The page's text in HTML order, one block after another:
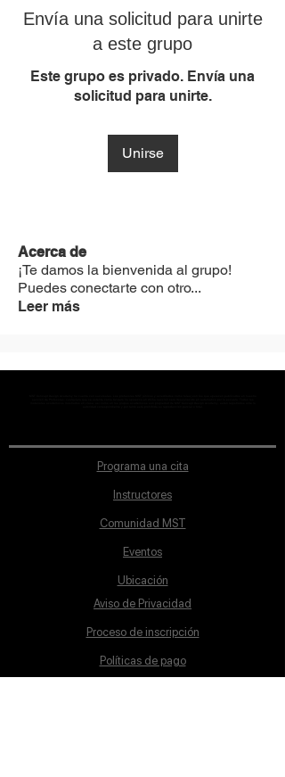
Envía una solicitud para unirte
a este grupo
Este grupo es privado. Envía una
solicitud para unirte.
Unirse
Acerca de
¡Te damos la bienvenida al grupo!
Puedes conectarte con otro...
Leer más
Programa una cita
Instructores
Comunidad MST
Eventos
Ubicación
Aviso de Privacidad
Proceso de inscripción
Políticas de pago